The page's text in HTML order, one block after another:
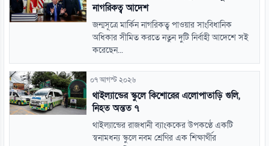
নাগরিকত্ব আদেশ
জন্মসূত্রে মার্কিন নাগরিকত্ব পাওয়ার সাংবিধানিক
অধিকার সীমিত করতে নতুন দুটি নির্বাহী আদেশে সই
করেছেন...
০৭ আগস্ট ২০২৬
থাইল্যান্ডের স্কুলে কিশোরের এলোপাতাড়ি গুলি,
নিহত অন্তত ৭
থাইল্যান্ডের রাজধানী ব্যাংককের উপকণ্ঠে একটি
স্বনামধন্য স্কুলে নবম শ্রেণির এক শিক্ষার্থীর